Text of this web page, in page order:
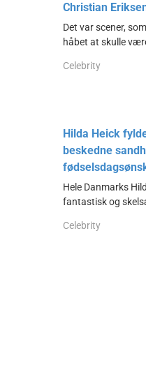
Christian
Det var scener,
håbet at skulle
Celebrity
Hilda Heick
beskedne
Hele Danmarks
fantastisk og
Celebrity